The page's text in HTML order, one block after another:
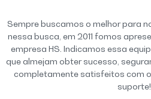
Sempre buscamos o melhor para
nessa busca, em 2011 fomos
empresa HS. Indicamos essa
que almejam obter sucesso,
completamente satisfeitos com
suporte!